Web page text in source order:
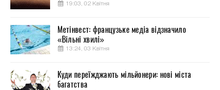
19:03, 02 Квітня
Метінвест: французьке медіа відзначило
«Вільні хвилі»
13:24, 03 Квітня
Куди переїжджають мільйонери: нові міста
багатства